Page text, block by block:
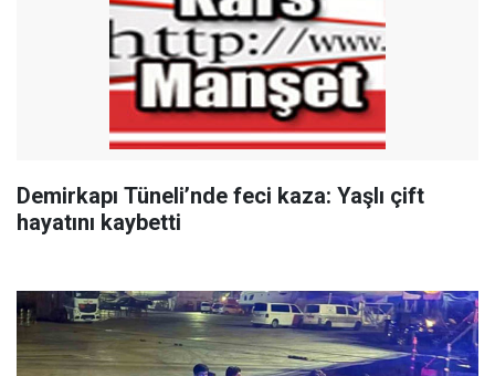
Demirkapı Tüneli’nde feci kaza: Yaşlı çift
hayatını kaybetti